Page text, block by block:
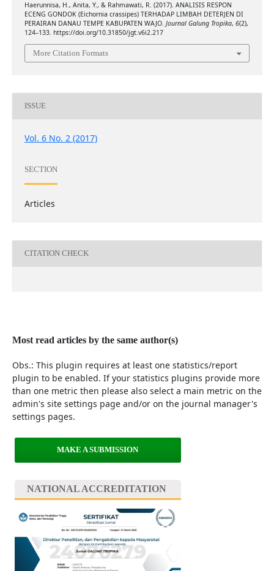
Haerunnisa, H., Anita, Y., & Rahmawati, R. (2017). ANALISIS RESPON
ECENG GONDOK (Eichornia crassipes) TERHADAP LIMBAH DETERJEN DI
PERAIRAN DANAU TEMPE KABUPATEN WAJO. Journal Galung Tropika, 6(2),
124–133. https://doi.org/10.31850/jgt.v6i2.217
More Citation Formats
ISSUE
Vol. 6 No. 2 (2017)
SECTION
Articles
CITATION CHECK
Most read articles by the same author(s)
Obs.: This plugin requires at least one statistics/report
plugin to be enabled. If your statistics plugins provide more
than one metric then please also select a main metric on the
admin's site settings page and/or on the journal manager's
settings pages.
MAKE A SUBMISSION
NATIONAL ACCREDITATION